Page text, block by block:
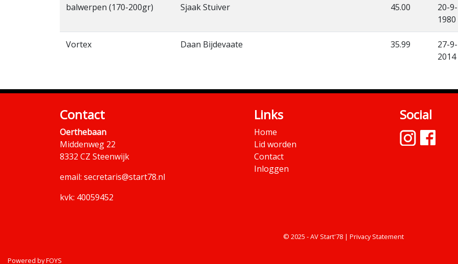
balwerpen (170-200gr) Sjaak Stuiver 45.00
20-9-
1980
Vortex Daan Bijdevaate 35.99
27-9-
2014
Contact
Oerthebaan
Middenweg 22
8332 CZ Steenwijk
email: secretaris@start78.nl
kvk: 40059452
Links
Home
Lid worden
Contact
Inloggen
Social
© 2025 - AV Start'78 | Privacy Statement
Powered byFOYS